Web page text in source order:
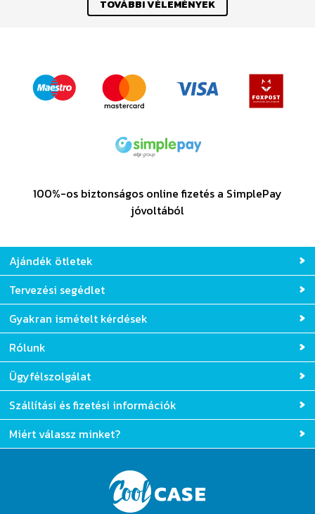
100%-os biztonságos online fizetés a SimplePay
Ajándék ötletek
Tervezési segédlet
Gyakran ismételt kérdések
Rólunk
Ügyfélszolgálat
Szállítási és fizetési információk